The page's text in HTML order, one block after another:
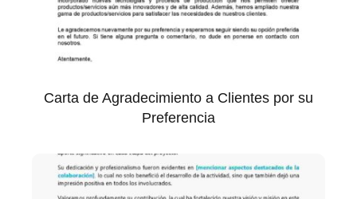
Carta de Agradecimiento a Clientes por su
Preferencia